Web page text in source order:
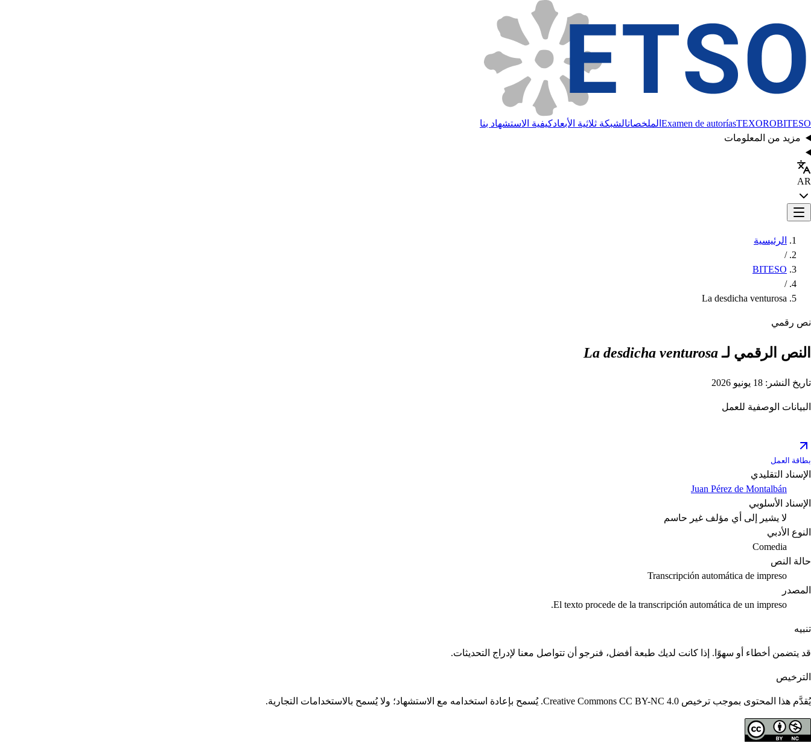
Examen de autoríasTEXOROBITESO الملخصاتالشبكة ثلاثية الأبعادكيفية الاستشهاد بنا
مزيد من المعلومات
AR
الرئيسية
/
BITESO
/
La desdicha venturosa
نص رقمي
النص الرقمي لـLa desdicha venturosa
تاريخ النشر: 18 يونيو 2026
البيانات الوصفية للعمل
بطاقة العمل
الإسناد التقليدي
Juan Pérez de Montalbán
الإسناد الأسلوبي
لا يشير إلى أي مؤلف غير حاسم
النوع الأدبي
Comedia
حالة النص
Transcripción automática de impreso
المصدر
El texto procede de la transcripción automática de un impreso.
تنبيه
قد يتضمن أخطاء أو سهوًا. إذا كانت لديك طبعة أفضل، فنرجو أن تتواصل معنا لإدراج التحديثات.
الترخيص
يُقدَّم هذا المحتوى بموجب ترخيص Creative Commons CC BY-NC 4.0. يُسمح بإعادة استخدامه مع الاستشهاد؛ ولا يُسمح بالاستخدامات التجارية.